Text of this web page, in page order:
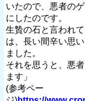
いたので、悪者の
にしたのです。
生贄の石と言われ
は、長い間辛い思
ました。
それを思うと、悪
ます」
(参考ペー